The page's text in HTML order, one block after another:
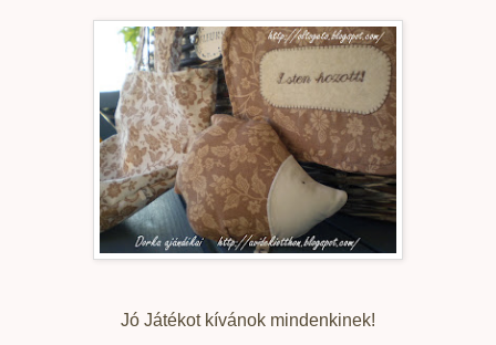
Jó Játékot kívánok mindenkinek!